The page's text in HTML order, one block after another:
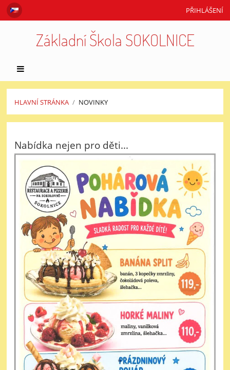
PŘIHLÁŠENÍ
Základní Škola SOKOLNICE
HLAVNÍ STRÁNKA / NOVINKY
Nabídka nejen pro děti...